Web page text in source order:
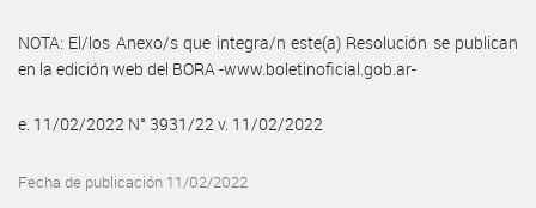
NOTA: El/los Anexo/s que integra/n este(a) Resolución se publican
en la edición web del BORA -www.boletinoficial.gob.ar-
e. 11/02/2022 N° 3931/22 v. 11/02/2022
Fecha de publicación 11/02/2022